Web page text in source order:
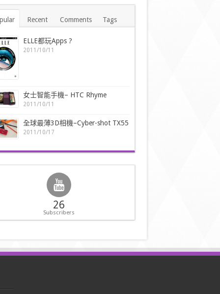
Recent Comments Tags
ELLE都玩Apps ?
2011/10/11
女士智能手機– HTC Rhyme
2011/10/11
全球最薄3D相機–Cyber-shot TX55
2011/10/17
26
Subscribers